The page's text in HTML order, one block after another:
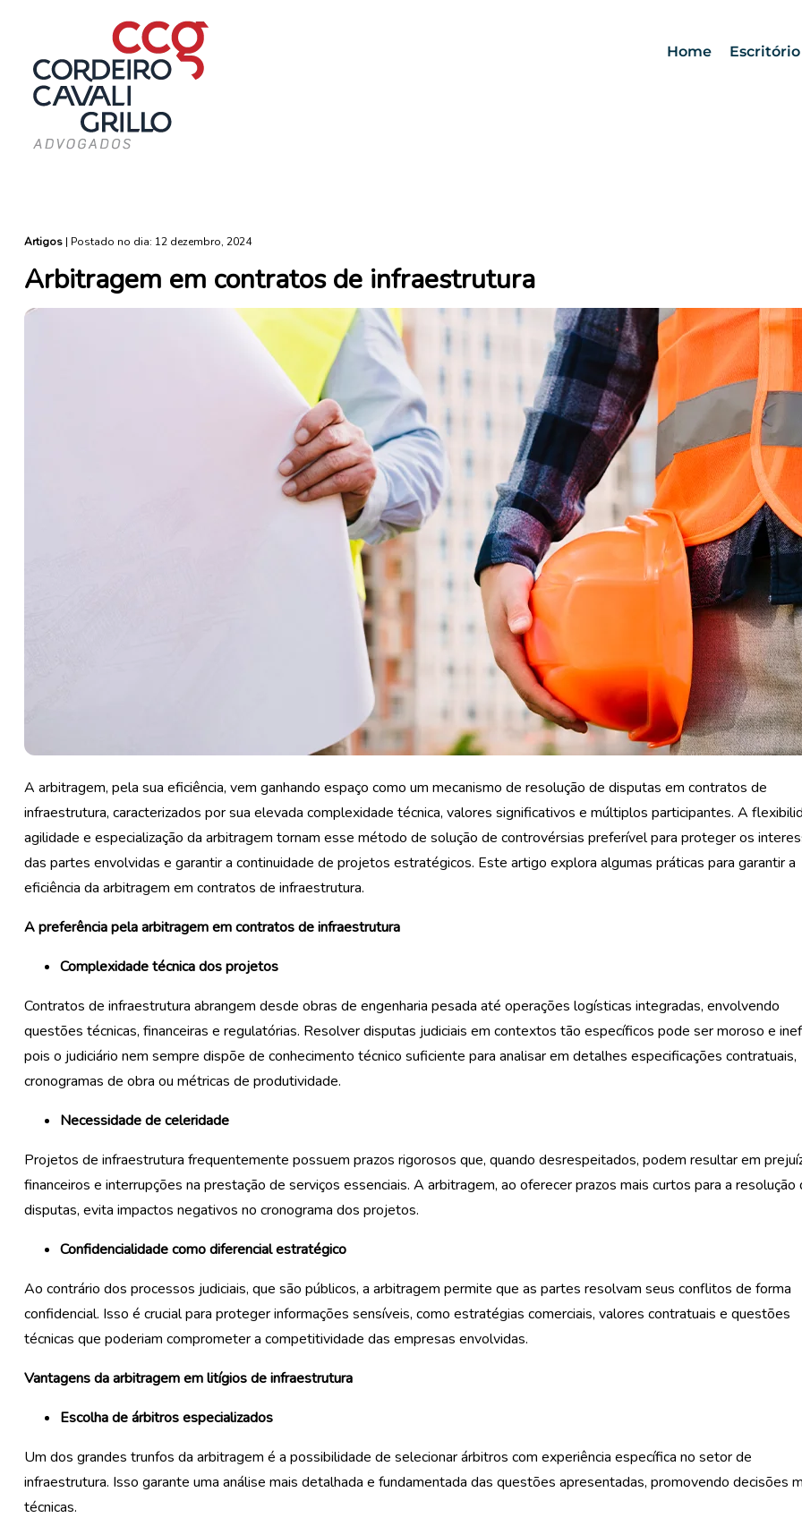
Home Escritório
Artigos | Postado no dia: 12 dezembro, 2024
Arbitragem em contratos de infraestrutura
A arbitragem, pela sua eficiência, vem ganhando espaço como um mecanismo de resolução de disputas em contratos de
infraestrutura, caracterizados por sua elevada complexidade técnica, valores significativos e múltiplos participantes. A
agilidade e especialização da arbitragem tornam esse método de solução de controvérsias preferível para proteger os
das partes envolvidas e garantir a continuidade de projetos estratégicos. Este artigo explora algumas práticas para garantir a
eficiência da arbitragem em contratos de infraestrutura.
A preferência pelaarbitragem em contratos de infraestrutura
Complexidade técnica dos projetos
Contratos de infraestrutura abrangem desde obras de engenharia pesada até operações logísticas integradas, envolvendo
questões técnicas, financeiras e regulatórias. Resolver disputas judiciais em contextos tão específicos pode ser moroso e
pois o judiciário nem sempre dispõe de conhecimento técnico suficiente para analisar em detalhes especificações contratuais,
cronogramas de obra ou métricas de produtividade.
Necessidade de celeridade
Projetos de infraestrutura frequentemente possuem prazos rigorosos que, quando desrespeitados, podem resultar em
financeiros e interrupções na prestação de serviços essenciais. A arbitragem, ao oferecer prazos mais curtos para a resolução
disputas, evita impactos negativos no cronograma dos projetos.
Confidencialidade como diferencial estratégico
Ao contrário dos processos judiciais, que são públicos, a arbitragem permite que as partes resolvam seus conflitos de forma
confidencial. Isso é crucial para proteger informações sensíveis, como estratégias comerciais, valores contratuais e questões
técnicas que poderiam comprometer a competitividade das empresas envolvidas.
Vantagens da arbitragem emlitígios deinfraestrutura
Escolha de árbitros especializados
Um dos grandes trunfos da arbitragem é a possibilidade de selecionar árbitros com experiência específica no setor de
infraestrutura. Isso garante uma análise mais detalhada e fundamentada das questões apresentadas, promovendo decisões
técnicas.